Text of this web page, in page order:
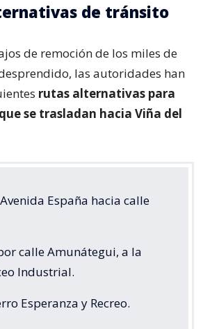
de tránsito
de remoción de los miles de
las autoridades han
rutas alternativas para
se trasladan hacia Viña del
España hacia calle
calle Amunátegui, a la
Industrial.
Esperanza y Recreo.